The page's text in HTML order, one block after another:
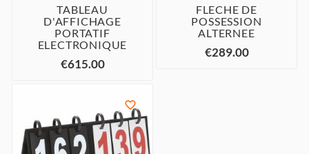
TABLEAU
D'AFFICHAGE
PORTATIF
ELECTRONIQUE
€615.00
FLECHE DE
POSSESSION
ALTERNEE
€289.00
